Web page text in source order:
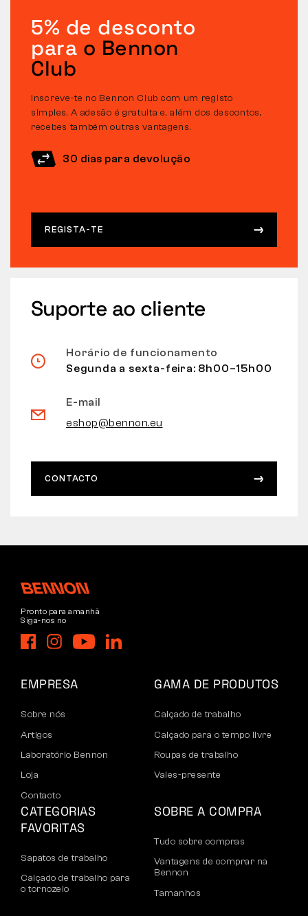
5% de desconto
para o Bennon
Club
Inscreve-te no Bennon Club com um registo
simples. A adesão é gratuita e, além dos descontos,
recebes também outras vantagens.
30 dias para devolução
REGISTA-TE
Suporte ao cliente
Horário de funcionamento
Segunda a sexta-feira: 8h00–15h00
E-mail
eshop@bennon.eu
CONTACTO
Pronto para amanhã
Siga-nos no
EMPRESA
Sobre nós
Artigos
Laboratório Bennon
Loja
Contacto
GAMA DE PRODUTOS
Calçado de trabalho
Calçado para o tempo livre
Roupas de trabalho
Vales-presente
CATEGORIAS
FAVORITAS
Sapatos de trabalho
Calçado de trabalho para
o tornozelo
SOBRE A COMPRA
Tudo sobre compras
Vantagens de comprar na
Bennon
Tamanhos